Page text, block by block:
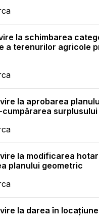
la schimbarea
a terenurilor agricole
la aprobarea
surplusului
la modificarea
planului geometric
la darea în